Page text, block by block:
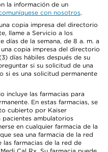
la información de un
con nosotros.
copia impresa del directorio
llame a Servicio a los
días de la semana, de 8 a. m. a
copia impresa del directorio
días hábiles después de su
si su solicitud de una
si es una solicitud permanente
incluye las farmacias para
En estas farmacias, se
cubierto por Kaiser
pacientes ambulatorios
en cualquier farmacia de la
sea una farmacia de la red
las farmacias de la red de